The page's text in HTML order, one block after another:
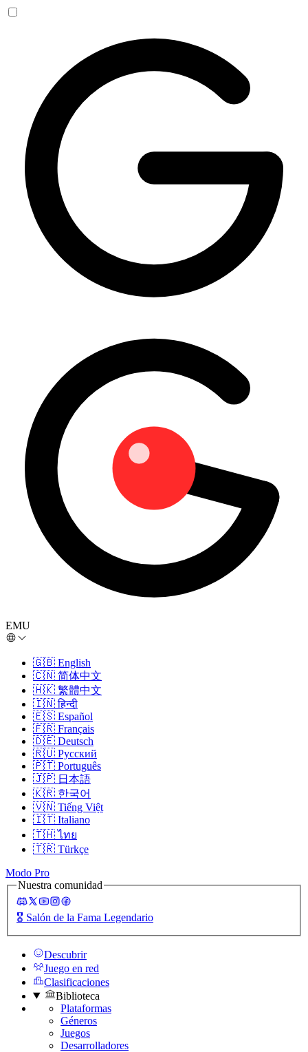
EMU
🇬🇧 English
🇨🇳 简体中文
🇭🇰 繁體中文
🇮🇳 हिन्दी
🇪🇸 Español
🇫🇷 Français
🇩🇪 Deutsch
🇷🇺 Русский
🇵🇹 Português
🇯🇵 日本語
🇰🇷 한국어
🇻🇳 Tiếng Việt
🇮🇹 Italiano
🇹🇭 ไทย
🇹🇷 Türkçe
Modo Pro
Nuestra comunidad
🎖️ Salón de la Fama Legendario
Descubrir
Juego en red
Clasificaciones
Biblioteca
Plataformas
Géneros
Juegos
Desarrolladores